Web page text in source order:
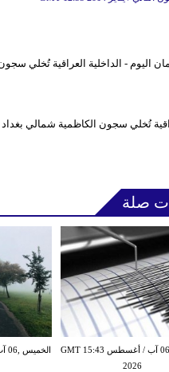
تُخلي سجون الكاظمية شمالي
صلة
الخميس ,06 آب / أغسطس GMT 15:43
2026